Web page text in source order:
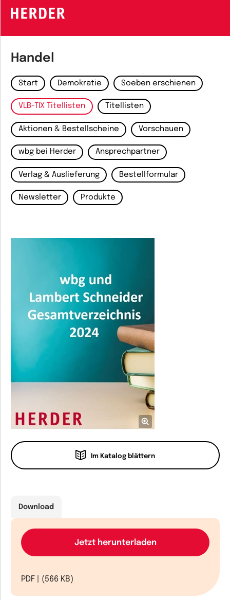
Handel
Start Demokratie Soeben erschienen
VLB-TIX Titellisten Titellisten
Aktionen & Bestellscheine Vorschauen
wbg bei Herder Ansprechpartner
Verlag & Auslieferung Bestellformular
Newsletter Produkte
Im Katalog blättern
Download
Jetzt herunterladen
PDF | (566 KB)